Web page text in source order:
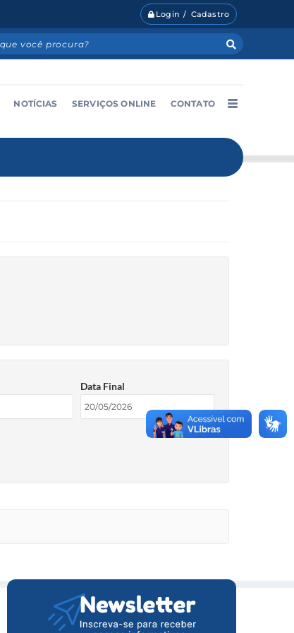
Login / Cadastro
NOTÍCIAS SERVIÇOS ONLINE CONTATO
Data Final